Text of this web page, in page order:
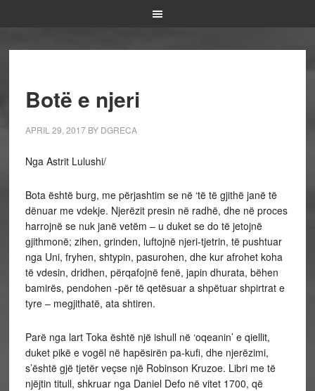
Botë e njeri
APRIL 29, 2017BY DGRECA
Nga Astrit Lulushi/
Bota është burg, me përjashtim se në ‘të të gjithë janë të
dënuar me vdekje. Njerëzit presin në radhë, dhe në proces
harrojnë se nuk janë vetëm – u duket se do të jetojnë
gjithmonë; zihen, grinden, luftojnë njeri-tjetrin, të pushtuar
nga Uni, fryhen, shtypin, pasurohen, dhe kur afrohet koha
të vdesin, dridhen, përqafojnë fenë, japin dhurata, bëhen
bamirës, pendohen -për të qetësuar a shpëtuar shpirtrat e
tyre – megjithatë, ata shtiren.
Parë nga lart Toka është një ishull në ‘oqeanin’ e qiellit,
duket pikë e vogël në hapësirën pa-kufi, dhe njerëzimi,
s’është gjë tjetër veçse një Robinson Kruzoe. Libri me të
njëjtin titull, shkruar nga Daniel Defo në vitet 1700, që